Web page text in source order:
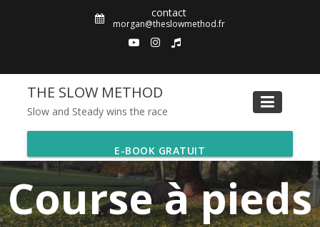
contact
morgan@theslowmethod.fr
THE SLOW METHOD
Slow and Steady wins the race
E-BOOK GRATUIT
Course à pieds